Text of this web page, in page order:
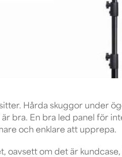
Hårda skuggor under
bra. En bra led panel för
och enklare att upprepa.
om det är kundcase,